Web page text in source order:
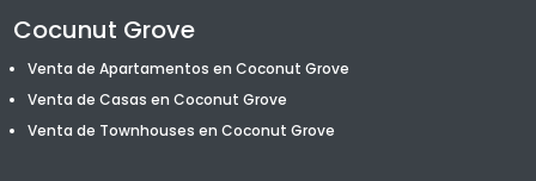
Cocunut Grove
Venta de Apartamentos en Coconut Grove
Venta de Casas en Coconut Grove
Venta de Townhouses en Coconut Grove